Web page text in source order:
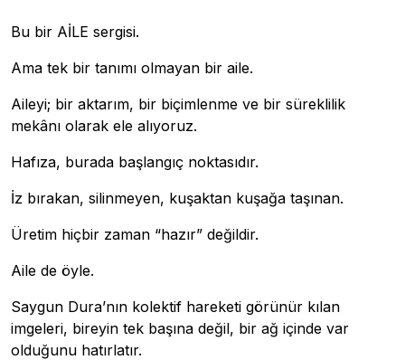
Bu bir AİLE sergisi.
Ama tek bir tanımı olmayan bir aile.
Aileyi; bir aktarım, bir biçimlenme ve bir süreklilik
mekânı olarak ele alıyoruz.
Hafıza, burada başlangıç noktasıdır.
İz bırakan, silinmeyen, kuşaktan kuşağa taşınan.
Üretim hiçbir zaman “hazır” değildir.
Aile de öyle.
Saygun Dura’nın kolektif hareketi görünür kılan
imgeleri, bireyin tek başına değil, bir ağ içinde var
olduğunu hatırlatır.